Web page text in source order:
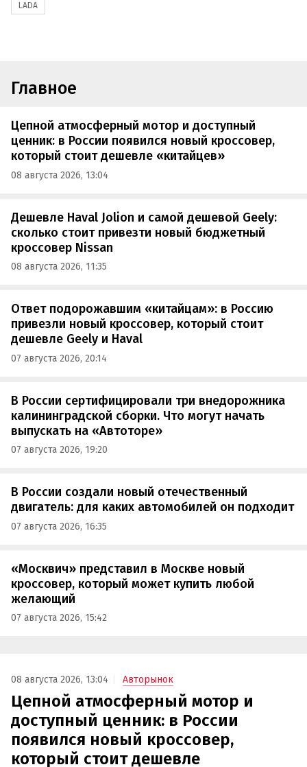
LADA
Главное
Цепной атмосферный мотор и доступный
ценник: в России появился новый кроссовер,
который стоит дешевле «китайцев»
08 августа 2026, 13:04
Дешевле Haval Jolion и самой дешевой Geely:
сколько стоит привезти новый бюджетный
кроссовер Nissan
08 августа 2026, 11:35
Ответ подорожавшим «китайцам»: в Россию
привезли новый кроссовер, который стоит
дешевле Geely и Haval
07 августа 2026, 20:14
В России сертифицировали три внедорожника
калининградской сборки. Что могут начать
выпускать на «Автоторе»
07 августа 2026, 19:20
В России создали новый отечественный
двигатель: для каких автомобилей он подходит
07 августа 2026, 16:35
«Москвич» представил в Москве новый
кроссовер, который может купить любой
желающий
07 августа 2026, 15:42
08 августа 2026, 13:04 Авторынок
Цепной атмосферный мотор и
доступный ценник: в России
появился новый кроссовер,
который стоит дешевле